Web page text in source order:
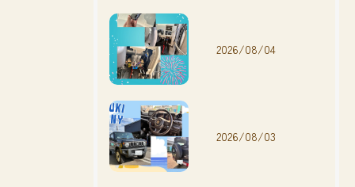
2026/08/04
2026/08/03